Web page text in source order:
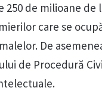
de milioane de
care se
De
de Procedură